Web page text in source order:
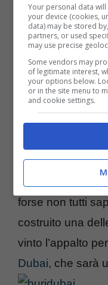
* Samsung
Intrattenimento
* Suwon
* Everland
* Samsung Lions
* Hotel Shilla
* Seoul
Per quanto
forse non tutti
costruito una
vinto l’appalto
Dubai, che sarà
Your personal data
your device (cookies,
data) may be stored
partners, or used
may use precise
Some vendors may
of legitimate interest,
your options below.
or in the site menu to
and cookie settings.